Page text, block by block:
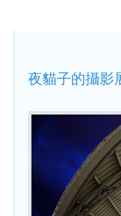
夜貓子的攝影